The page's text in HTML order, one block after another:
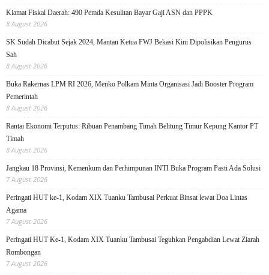
Kiamat Fiskal Daerah: 490 Pemda Kesulitan Bayar Gaji ASN dan PPPK
8 August 2026
SK Sudah Dicabut Sejak 2024, Mantan Ketua FWJ Bekasi Kini Dipolisikan Pengurus
Sah
8 August 2026
Buka Rakernas LPM RI 2026, Menko Polkam Minta Organisasi Jadi Booster Program
Pemerintah
8 August 2026
Rantai Ekonomi Terputus: Ribuan Penambang Timah Belitung Timur Kepung Kantor PT
Timah
8 August 2026
Jangkau 18 Provinsi, Kemenkum dan Perhimpunan INTI Buka Program Pasti Ada Solusi
7 August 2026
Peringati HUT ke-1, Kodam XIX Tuanku Tambusai Perkuat Binsat lewat Doa Lintas
Agama
7 August 2026
Peringati HUT Ke-1, Kodam XIX Tuanku Tambusai Teguhkan Pengabdian Lewat Ziarah
Rombongan
7 August 2026